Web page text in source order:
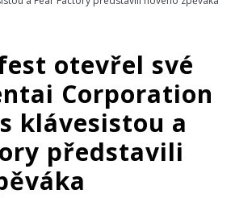
otevřel své
Corporation
klávesistou a
představili